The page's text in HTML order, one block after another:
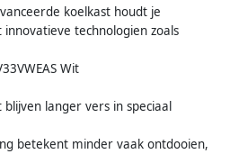
koelkast houdt je
technologien zoals
Wit
langer vers in speciaal
betekent minder vaak ontdooien,